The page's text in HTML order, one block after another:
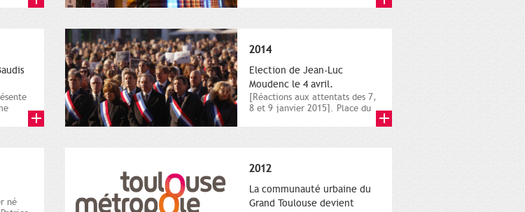
2014
Election de Jean-Luc
Moudenc le 4 avril.
[Réactions aux attentats des 7,
8 et 9 janvier 2015]. Place du
né
2012
La communauté urbaine du
Grand Toulouse devient